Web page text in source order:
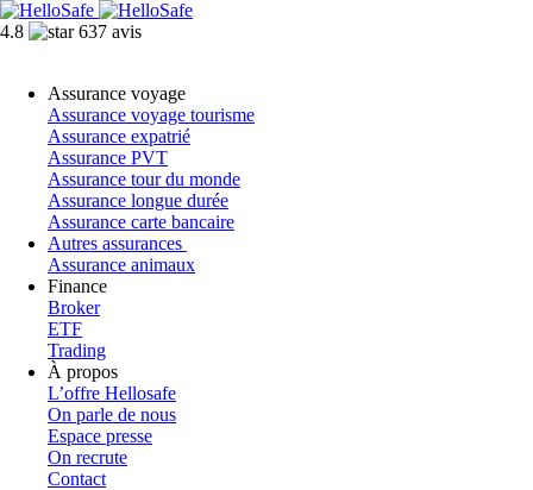
4.8 637 avis
Assurance voyage
Assurance voyage tourisme
Assurance expatrié
Assurance PVT
Assurance tour du monde
Assurance longue durée
Assurance carte bancaire
Autres assurances
Assurance animaux
Finance
Broker
ETF
Trading
À propos
L’offre Hellosafe
On parle de nous
Espace presse
On recrute
Contact